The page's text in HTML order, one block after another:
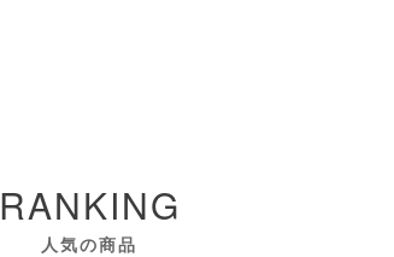
RANKING
人気の商品